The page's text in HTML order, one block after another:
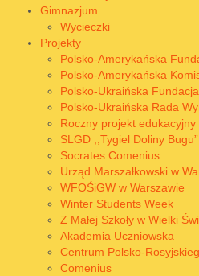
Gimnazjum
Wycieczki
Projekty
Polsko-Amerykańska
Polsko-Amerykańska
Polsko-Ukraińska
Polsko-Ukraińska Rada
Roczny projekt edukacyjny
SLGD ,,Tygiel Doliny Bugu”
Socrates Comenius
Urząd Marszałkowski w
WFOŚiGW w Warszawie
Winter Students Week
Z Małej Szkoły w Wielki
Akademia Uczniowska
Centrum Polsko-
Comenius